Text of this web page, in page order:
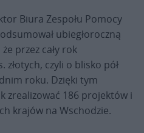
Biura Zespołu Pomocy
ubiegłoroczną
przez cały rok
czyli o blisko pół
roku. Dzięki tym
zrealizować 186 projektów i
krajów na Wschodzie.